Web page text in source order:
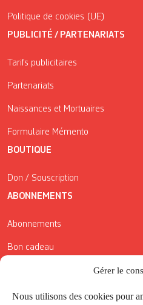
Gérer le
Nous utilisons des cookies pour
Politique de cookies (UE)
PUBLICITÉ / PARTENARIATS
Tarifs publicitaires
Partenariats
Naissances et Mortuaires
Formulaire Mémento
BOUTIQUE
Don / Souscription
ABONNEMENTS
Abonnements
Bon cadeau
Conditions générales de vente
Réductions de la Carte Côté